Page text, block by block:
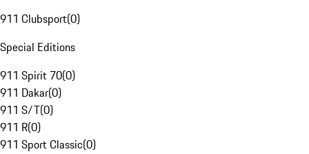
911 Clubsport(0)
Special Editions
911 Spirit 70(0)
911 Dakar(0)
911 S/T(0)
911 R(0)
911 Sport Classic(0)